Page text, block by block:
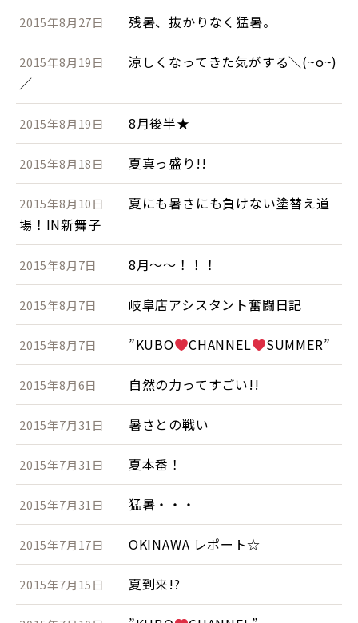
2015年8月27日 残暑、抜かりなく猛暑。
2015年8月19日
涼しくなってきた気がする＼(~o~)
／
2015年8月19日 8月後半★
2015年8月18日 夏真っ盛り!!
2015年8月10日
夏にも暑さにも負けない塗替え道
場！IN新舞子
2015年8月7日 8月～～！！！
2015年8月7日 岐阜店アシスタント奮闘日記
2015年8月7日 ”KUBO CHANNEL SUMMER”
2015年8月6日 自然の力ってすごい!!
2015年7月31日 暑さとの戦い
2015年7月31日 夏本番！
2015年7月31日 猛暑・・・
2015年7月17日 OKINAWA レポート☆
2015年7月15日 夏到来!?